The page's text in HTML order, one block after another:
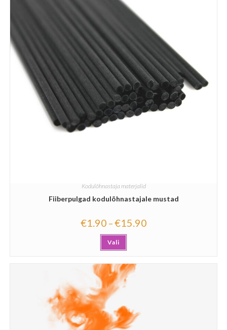
Kodulõhnastaja materjalid
Fiiberpulgad kodulõhnastajale mustad
€1.90 –€15.90
Vali